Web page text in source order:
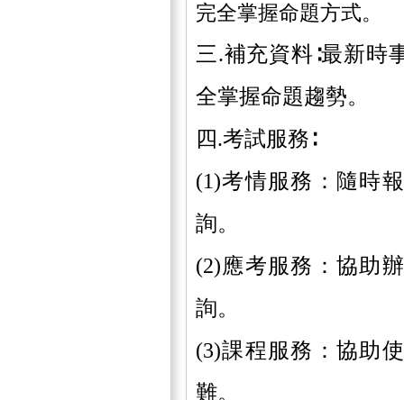
完全掌握命題方式。
三.補充資料∶最新時
全掌握命題趨勢。
四.考試服務∶
(1)考情服務：隨時
詢。
(2)應考服務：協助
詢。
(3)課程服務：協助
難。